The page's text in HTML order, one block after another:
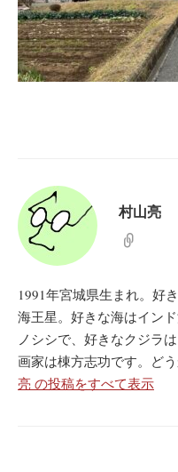
村山亮
1991年宮城県生まれ。好
海王星。好きな海はイン
ノシシで、好きなクジラ
画家は棟方志功です。ど
亮 の投稿をすべて表示